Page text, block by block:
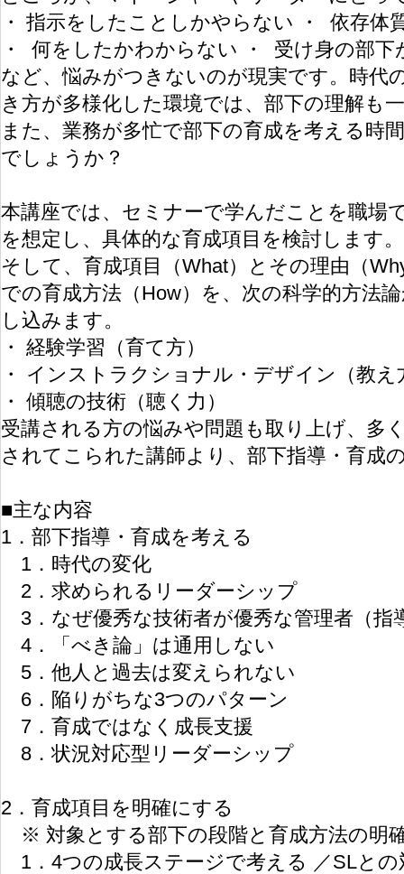
・ 指示をしたことしかやらない ・ 依存体
・ 何をしたかわからない ・ 受け身の部下
など、悩みがつきないのが現実です。時代
き方が多様化した環境では、部下の理解も
また、業務が多忙で部下の育成を考える時
でしょうか？
本講座では、セミナーで学んだことを職場
を想定し、具体的な育成項目を検討します。
そして、育成項目（What）とその理由（
での育成方法（How）を、次の科学的方法
し込みます。
・ 経験学習（育て方）
・ インストラクショナル・デザイン（教え
・ 傾聴の技術（聴く力）
受講される方の悩みや問題も取り上げ、多
されてこられた講師より、部下指導・育成
■主な内容
1．部下指導・育成を考える
1．時代の変化
2．求められるリーダーシップ
3．なぜ優秀な技術者が優秀な管理者（指
4．「べき論」は通用しない
5．他人と過去は変えられない
6．陥りがちな3つのパターン
7．育成ではなく成長支援
8．状況対応型リーダーシップ
2．育成項目を明確にする
※ 対象とする部下の段階と育成方法の明
1．4つの成長ステージで考える ／SLとの